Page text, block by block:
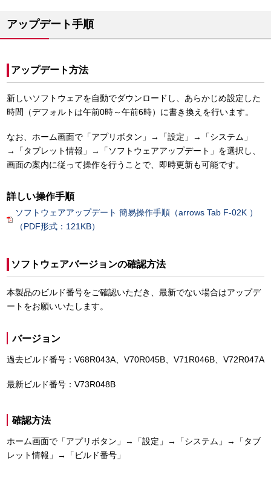
アップデート手順
アップデート方法
新しいソフトウェアを自動でダウンロードし、あらかじめ設定した
時間（デフォルトは午前0時～午前6時）に書き換えを行います。
なお、ホーム画面で「アプリボタン」→「設定」→「システム」
→「タブレット情報」→「ソフトウェアアップデート」を選択し、
画面の案内に従って操作を行うことで、即時更新も可能です。
詳しい操作手順
ソフトウェアアップデート 簡易操作手順（arrows Tab F-02K ）
（PDF形式：121KB）
ソフトウェアバージョンの確認方法
本製品のビルド番号をご確認いただき、最新でない場合はアップデ
ートをお願いいたします。
バージョン
過去ビルド番号：V68R043A、V70R045B、V71R046B、V72R047A
最新ビルド番号：V73R048B
確認方法
ホーム画面で「アプリボタン」→「設定」→「システム」→「タブ
レット情報」→「ビルド番号」